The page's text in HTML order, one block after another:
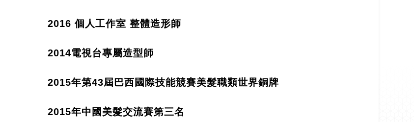
2016 個人工作室 整體造形師
2014電視台專屬造型師
2015年第43屆巴西國際技能競賽美髮職類世界銅牌
2015年中國美髮交流賽第三名